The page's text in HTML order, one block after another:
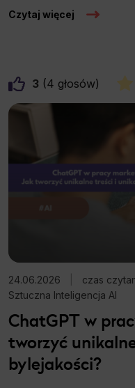
Czytaj więcej
3 4
24.06.2026 czas
Sztuczna Inteligencja AI
ChatGPT w
tworzyć
bylejakości?